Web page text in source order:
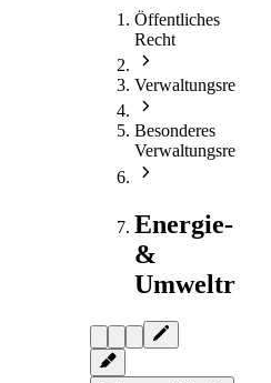
Öffentliches
Recht
Verwaltungsrecht
Besonderes
Verwaltungsrecht
Energie-
&
Umweltrecht